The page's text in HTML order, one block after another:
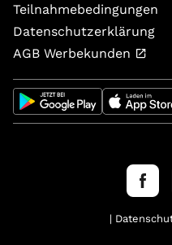
Teilnahmebedingungen
Datenschutzerklärung
AGB Werbekunden
|